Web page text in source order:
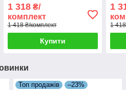
1 318₴/
комплект
1 418 ₴/комплект
Купити
1
1
Топ продажів –23%